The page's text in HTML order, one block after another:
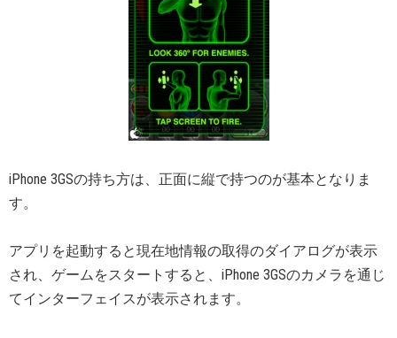
iPhone 3GSの持ち方は、正面に縦で持つのが基本となりま
す。
アプリを起動すると現在地情報の取得のダイアログが表示
され、ゲームをスタートすると、iPhone 3GSのカメラを通じ
てインターフェイスが表示されます。